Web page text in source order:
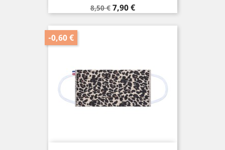
Prix
de
base
8,50 € Prix
7,90 €
-0,60 €